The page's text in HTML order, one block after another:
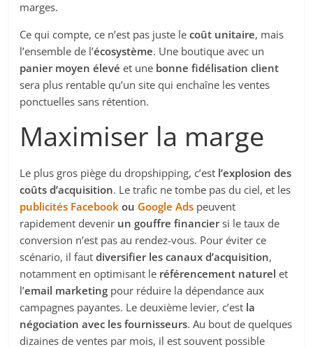
marges.
Ce qui compte, ce n’est pas juste lecoût unitaire, mais
l’ensemble de l’écosystème. Une boutique avec un
panier moyen élevé et une bonne fidélisation client
sera plus rentable qu’un site qui enchaîne les ventes
ponctuelles sans rétention.
Maximiser la marge
Le plus gros piège du dropshipping, c’est l’explosion des
coûts d’acquisition. Le trafic ne tombe pas du ciel, et les
publicités Facebook ou Google Ads peuvent
rapidement devenir un gouffre financiersi le taux de
conversion n’est pas au rendez-vous. Pour éviter ce
scénario, il fautdiversifier les canaux d’acquisition,
notamment en optimisant le référencement naturel et
l’email marketing pour réduire la dépendance aux
campagnes payantes. Le deuxième levier, c’est la
négociation avec les fournisseurs. Au bout de quelques
dizaines de ventes par mois, il est souvent possible